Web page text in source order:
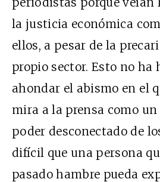
la justicia económica
ellos, a pesar de la
propio sector. Esto no ha
ahondar el abismo en el
mira a la prensa como
poder desconectado de
difícil que una persona
pasado hambre pueda